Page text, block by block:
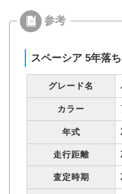
スペーシア 5年落
グレード名
カラー
年式
走行距離
査定時期